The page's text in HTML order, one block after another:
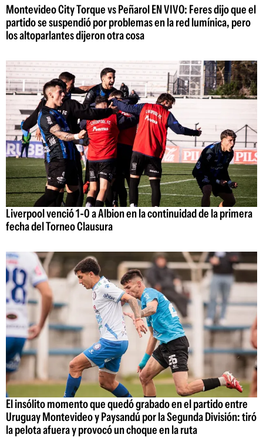
Montevideo City Torque vs Peñarol EN VIVO: Feres dijo que el
partido se suspendió por problemas en la red lumínica, pero
los altoparlantes dijeron otra cosa
Liverpool venció 1-0 a Albion en la continuidad de la primera
fecha del Torneo Clausura
El insólito momento que quedó grabado en el partido entre
Uruguay Montevideo y Paysandú por la Segunda División: tiró
la pelota afuera y provocó un choque en la ruta